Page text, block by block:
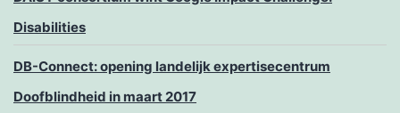
Disabilities
DB-Connect: opening landelijk expertisecentrum
Doofblindheid in maart 2017